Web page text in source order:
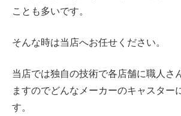
ことも多いです。
そんな時は当店へお任せください。
当店では独自の技術で各店舗に職人さ
ますのでどんなメーカーのキャスター
す。